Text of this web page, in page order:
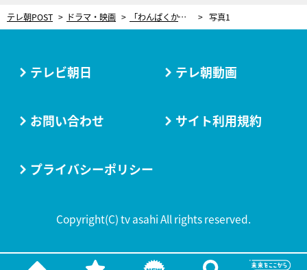
テレ朝POST ドラマ・映画 「わんぱくかよ」社長令嬢が“一人ラーメン”で全部乗せ!? 券売機でまさかの大苦戦＜リベンジ・スパイ＞ 写真1
テレビ朝日 テレ朝動画
お問い合わせ サイト利用規約
プライバシーポリシー
Copyright(C) tv asahi All rights reserved.